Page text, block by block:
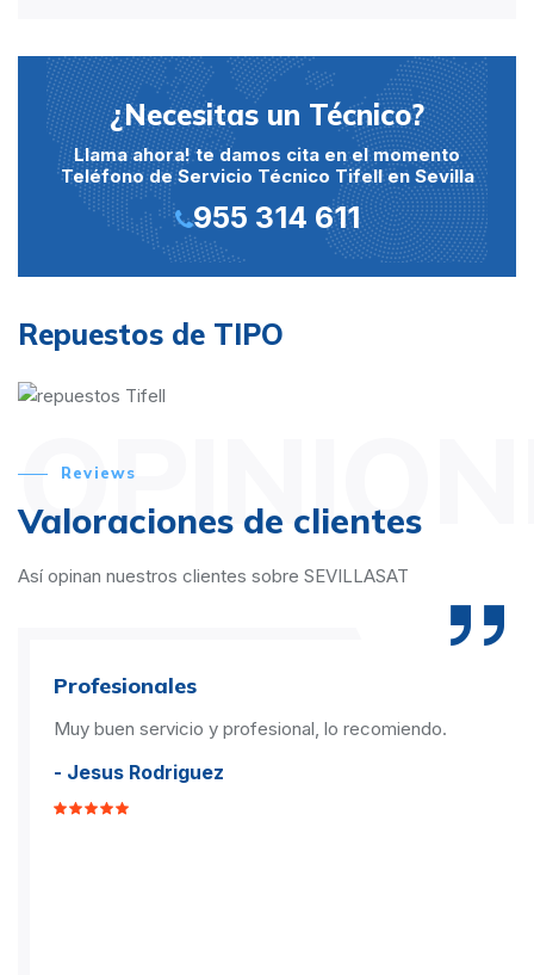
¿Necesitas un Técnico?
Llama ahora! te damos cita en el momento
Teléfono de Servicio Técnico Tifell en Sevilla
955 314 611
Repuestos de TIPO
Reviews
Valoraciones de clientes
Así opinan nuestros clientes sobre SEVILLASAT
Profesionales
Muy buen servicio y profesional, lo recomiendo.
- Jesus Rodriguez